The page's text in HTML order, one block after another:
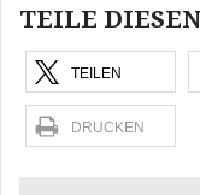
TEILE
TEILEN
DRUCKEN